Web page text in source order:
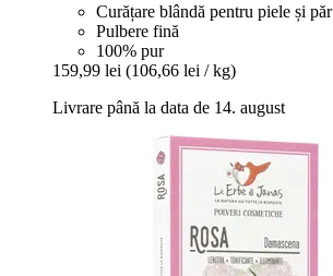
Curățare blândă pentru piele și păr
Pulbere fină
100% pur
159,99 lei (106,66 lei / kg)
Livrare până la data de 14. august